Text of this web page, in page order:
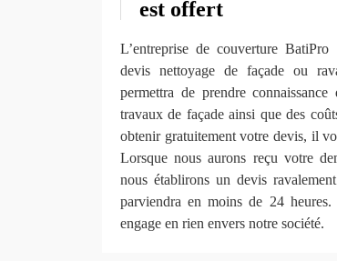
est offert
L’entreprise de couverture
devis nettoyage de façade ou
permettra de prendre
travaux de façade ainsi que des
obtenir gratuitement votre devis, il
Lorsque nous aurons reçu votre
nous établirons un devis
parviendra en moins de 24
engage en rien envers notre société.